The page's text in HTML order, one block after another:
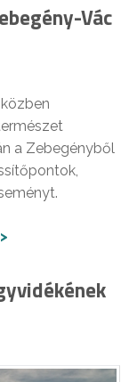
Vác
a Zebegényből